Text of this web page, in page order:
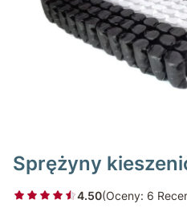
Sprężyny
4.50(Oceny: 6